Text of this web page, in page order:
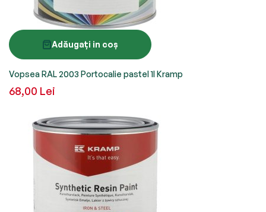
Adăugați in coș
Vopsea RAL 2003 Portocalie pastel 1l Kramp
68,00 Lei